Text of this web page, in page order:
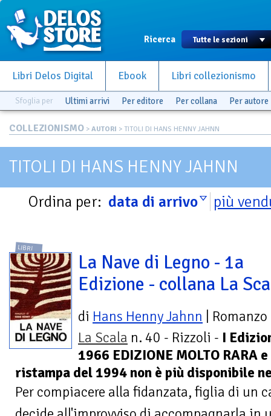
Ricerca
Libri Delos Digital Ebook Libri collezionismo
Sfoglia per Ultimi arrivi Per editore Per collana Per autore
COLLEZIONISMO > AUTORI > TITOLI DI HANS HENNY JAHNN
TITOLI DI HANS HENNY JAHNN
Ordina per: data di arrivo più
LIBRI
La Nave di Legno - 1a
Edizione - collana La
di Hans Henny Jahnn | Romanzo
La Scala n. 40 - Rizzoli - I
1966 EDIZIONE MOLTO RARA
ristampa del 1994 non è più disponibile
Per compiacere alla fidanzata, figlia di un